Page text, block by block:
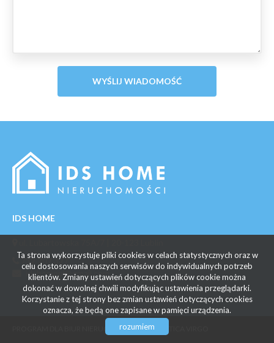
IDS HOME
732 707 377
idshomepl@gmail.com
PROGRAM DLA BIUR NIERUCHOMOŚCIGALACTICA VIRGO
Ta strona wykorzystuje pliki cookies w celach statystycznych oraz w
celu dostosowania naszych serwisów do indywidualnych potrzeb
klientów. Zmiany ustawień dotyczących plików cookie można
dokonać w dowolnej chwili modyfikując ustawienia przeglądarki.
Korzystanie z tej strony bez zmian ustawień dotyczących cookies
oznacza, że będą one zapisane w pamięci urządzenia.
rozumiem